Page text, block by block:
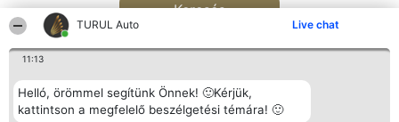
TURUL Auto Live chat
11:13
Helló, örömmel segítünk Önnek! 🙂Kérjük,
kattintson a megfelelő beszélgetési témára! 🙂
Keresés